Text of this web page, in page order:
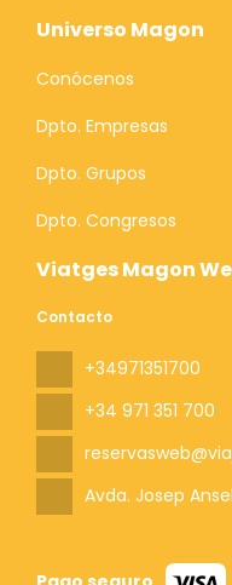
Viatges Magon
Contacto
+34971351700
+34 971 351 700
Avda. Josep
Universo Magon
Conócenos
Dpto. Empresas
Dpto. Grupos
Dpto. Congresos